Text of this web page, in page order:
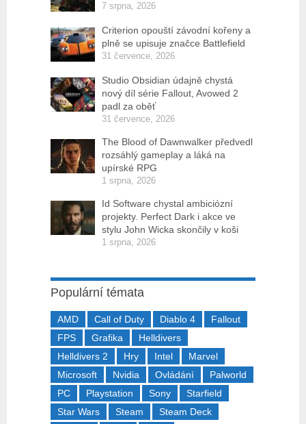
7 srpna, 2026
Criterion opouští závodní kořeny a
plně se upisuje značce Battlefield
31 července, 2026
Studio Obsidian údajně chystá
nový díl série Fallout, Avowed 2
padl za oběť
31 července, 2026
The Blood of Dawnwalker předvedl
rozsáhlý gameplay a láká na
upírské RPG
1 srpna, 2026
Id Software chystal ambiciózní
projekty. Perfect Dark i akce ve
stylu John Wicka skončily v koši
1 srpna, 2026
Populární témata
AMD Call of Duty Diablo 4
Fallout
FPS
Grafika
Helldivers
Helldivers 2
Hry Intel
Marvel
Microsoft
Nvidia Ovládání
Palworld
PC
Playstation Sony
Starfield
Star Wars
Steam
Steam Deck